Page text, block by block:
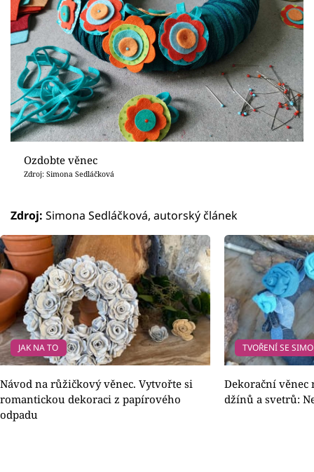
Ozdobte věnec
Zdroj: Simona Sedláčková
Zdroj: Simona Sedláčková, autorský článek
JAK NA TO
Návod na růžičkový věnec. Vytvořte si
romantickou dekoraci z papírového
odpadu
TVOŘENÍ SE
Dekorační věnec
džínů a svetrů: